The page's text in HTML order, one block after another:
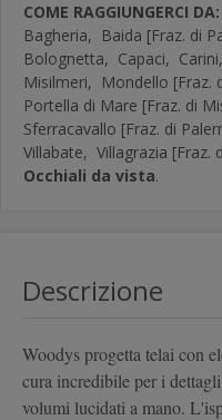
COME RAGGIUNGERCI DA:
Bagheria, Baida [Fraz. di
Bolognetta, Capaci, Carini,
Misilmeri, Mondello [Fraz.
Portella di Mare [Fraz. di
Sferracavallo [Fraz. di
Villabate, Villagrazia [Fraz.
Occhiali da vista.
Descrizione
Woodys progetta telai con
cura incredibile per i
volumi lucidati a mano.